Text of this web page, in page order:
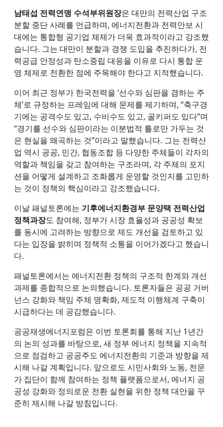
남태섭 전력연맹 수석부위원장은 대만의 전력산업 구조
분할 중단 사례를 언급하며, 에너지전환과 전력안보 시
대에는 통합형 공기업 체제가 더욱 효과적이라고 강조했
습니다. 그는 대만이 분할과 경쟁 도입을 추진하다가, 전
력공급 안정성과 탄소중립 대응을 이유로 다시 통합 운
영 체제로 전환한 점에 주목해야 한다고 지적했습니다.
이어 최근 정부가 한국전력을 ‘선수와 심판을 겸하는 주
체’로 규정하는 프레임에 대해 문제를 제기하며, “축구경
기에는 공격수도 있고, 수비수도 있고, 골키퍼도 있다”며
“경기를 선수와 심판이라는 이분법적 틀로만 가두는 것
은 현실을 왜곡하는 것”이라고 말했습니다. 그는 전력산
업 역시 공공, 민간, 협동조합 등 다양한 주체들이 각자의
역할과 책임을 갖고 참여하는 구조라며, 각 주체의 포지
션을 어떻게 설계하고 조화롭게 운영할 것인지를 고민하
는 것이 정책의 핵심이라고 강조했습니다.
이날 패널토론에는 기후에너지환경부 문양택 전력산업
정책과장도 참여해, 정부가 시장 효율성과 공공성 확보
를 동시에 고려하는 방향으로 제도 개선을 검토하고 있
다는 입장을 밝히며 정책적 소통을 이어가겠다고 했습니
다.
패널토론에서는 에너지전환 정책의 구조적 한계와 개선
과제를 종합적으로 논의했습니다. 토론자들은 공공 거버
넌스 강화와 책임 주체 명확화, 제도적 이행체계 구축이
시급하다는 데 공감했습니다.
공공재생에너지포럼은 이번 토론회를 통해 지난 1년간
의 논의 성과를 바탕으로, 새 정부 에너지 정책을 지속적
으로 점검하고 공공주도 에너지전환의 기준과 방향을 제
시해 나갈 계획입니다. 앞으로도 시민사회와 노동, 전문
가 집단이 함께 참여하는 정책 플랫폼으로서, 에너지 공
공성 강화와 정의로운 전환 실현을 위한 정책 대안을 꾸
준히 제시해 나갈 방침입니다.